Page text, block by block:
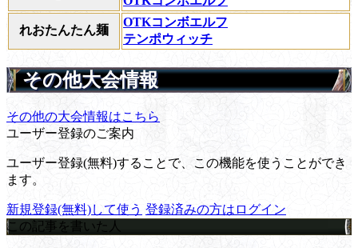
れおたんたん麺
OTKコンボエルフ
テンポウィッチ
その他大会情報
その他の大会情報はこちら
ユーザー登録のご案内
ユーザー登録(無料)することで、この機能を使うことができ
ます。
新規登録(無料)して使う 登録済みの方はログイン
この記事を書いた人